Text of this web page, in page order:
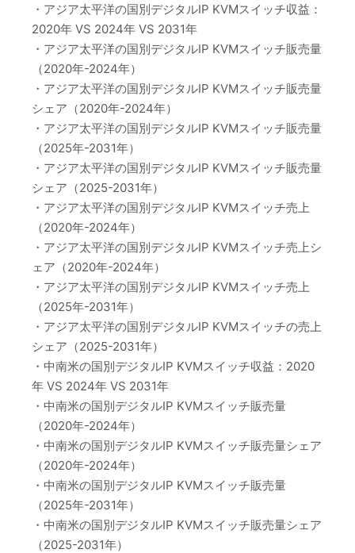
・アジア太平洋の国別デジタルIP KVMスイッチ収益：
2020年 VS 2024年 VS 2031年
・アジア太平洋の国別デジタルIP KVMスイッチ販売量
（2020年-2024年）
・アジア太平洋の国別デジタルIP KVMスイッチ販売量
シェア（2020年-2024年）
・アジア太平洋の国別デジタルIP KVMスイッチ販売量
（2025年-2031年）
・アジア太平洋の国別デジタルIP KVMスイッチ販売量
シェア（2025-2031年）
・アジア太平洋の国別デジタルIP KVMスイッチ売上
（2020年-2024年）
・アジア太平洋の国別デジタルIP KVMスイッチ売上シ
ェア（2020年-2024年）
・アジア太平洋の国別デジタルIP KVMスイッチ売上
（2025年-2031年）
・アジア太平洋の国別デジタルIP KVMスイッチの売上
シェア（2025-2031年）
・中南米の国別デジタルIP KVMスイッチ収益：2020
年 VS 2024年 VS 2031年
・中南米の国別デジタルIP KVMスイッチ販売量
（2020年-2024年）
・中南米の国別デジタルIP KVMスイッチ販売量シェア
（2020年-2024年）
・中南米の国別デジタルIP KVMスイッチ販売量
（2025年-2031年）
・中南米の国別デジタルIP KVMスイッチ販売量シェア
（2025-2031年）